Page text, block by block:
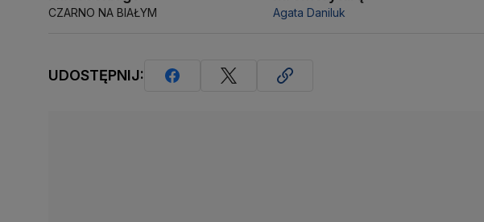
CZARNO NA BIAŁYM Agata Daniluk
UDOSTĘPNIJ: